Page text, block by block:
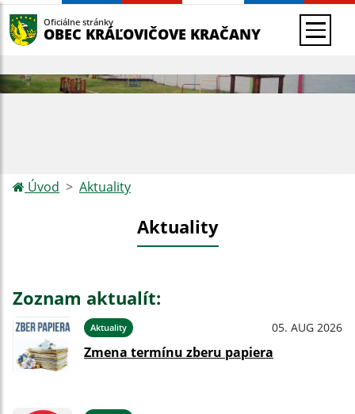
Oficiálne stránky
OBEC KRÁĽOVIČOVE KRAČANY
Úvod Aktuality
Aktuality
Zoznam aktualít:
Aktuality 05. AUG 2026
Zmena termínu zberu papiera